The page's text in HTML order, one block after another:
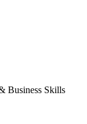
Business Skills